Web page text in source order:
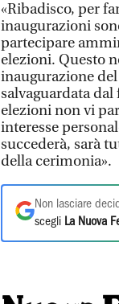
«Ribadisco, per
inaugurazioni
partecipare
elezioni. Questo
inaugurazione
salvaguardata
elezioni non vi
interesse
succederà, sarà
della cerimonia».
Non lasciare
scegli La Nuova